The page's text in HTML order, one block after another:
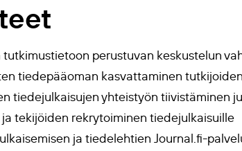
tutkimustietoon perustuvan keskustelun
tiedepääoman kasvattaminen
tiedejulkaisujen yhteistyön tiivistäminen
tekijöiden rekrytoiminen tiedejulkaisuille
ja tiedelehtien Journal.fi-